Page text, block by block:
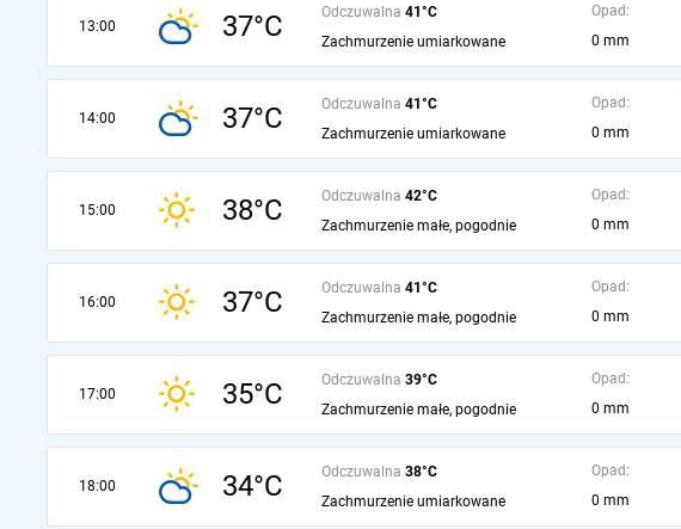
13:00 37°C Odczuwalna 41°C
Zachmurzenie umiarkowane
Opad:
0 mm
14:00 37°C Odczuwalna 41°C
Zachmurzenie umiarkowane
Opad:
0 mm
15:00 38°C Odczuwalna 42°C
Zachmurzenie małe, pogodnie
Opad:
0 mm
16:00 37°C Odczuwalna 41°C
Zachmurzenie małe, pogodnie
Opad:
0 mm
17:00 35°C Odczuwalna 39°C
Zachmurzenie małe, pogodnie
Opad:
0 mm
18:00 34°C Odczuwalna 38°C
Zachmurzenie umiarkowane
Opad:
0 mm